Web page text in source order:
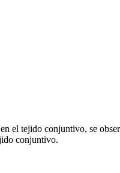
el tejido conjuntivo, se
conjuntivo.